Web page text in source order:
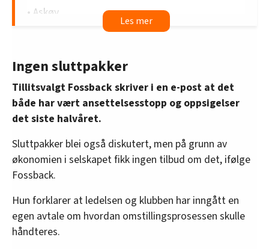
• Askøy
• Grünerløkka
• Kjørbekk
• Lund
• Lyngdal
• Mandal
• Slemmestad
• Steinkjer
Ingen sluttpakker
Tillitsvalgt Fossback skriver i en e-post at det
både har vært ansettelsesstopp og oppsigelser
det siste halvåret.
Sluttpakker blei også diskutert, men på grunn av
økonomien i selskapet fikk ingen tilbud om det, ifølge
Fossback.
Hun forklarer at ledelsen og klubben har inngått en
egen avtale om hvordan omstillingsprosessen skulle
håndteres.